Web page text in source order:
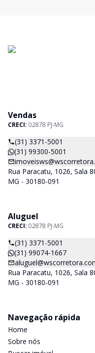
Vendas
CRECI: 02878 PJ-MG
(31) 3371-5001
(31) 99300-5001
Rua Paracatu, 1026, Sala
MG - 30180-091
Aluguel
CRECI: 02878 PJ-MG
(31) 3371-5001
(31) 99074-1667
Rua Paracatu, 1026, Sala
MG - 30180-091
Navegação rápida
Home
Sobre nós